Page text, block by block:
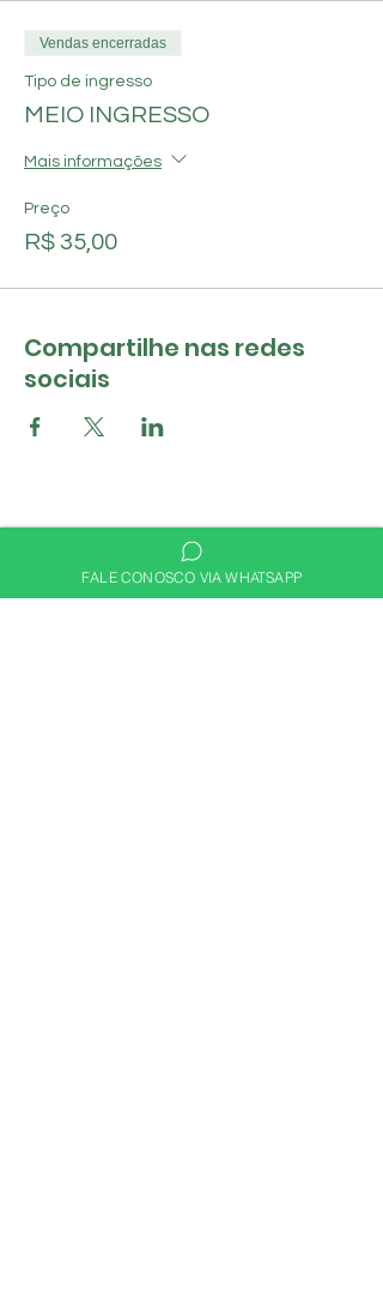
Vendas encerradas
Tipo de ingresso
MEIO INGRESSO
Mais informações
Preço
R$ 35,00
Compartilhe nas redes
sociais
FALE CONOSCO VIA WHATSAPP